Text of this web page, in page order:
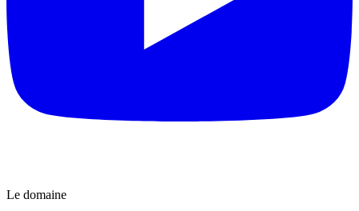
Le domaine